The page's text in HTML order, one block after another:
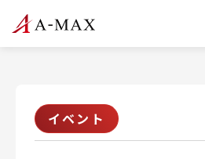
イベント